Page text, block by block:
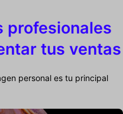
profesionales
tus ventas
personal es tu principal